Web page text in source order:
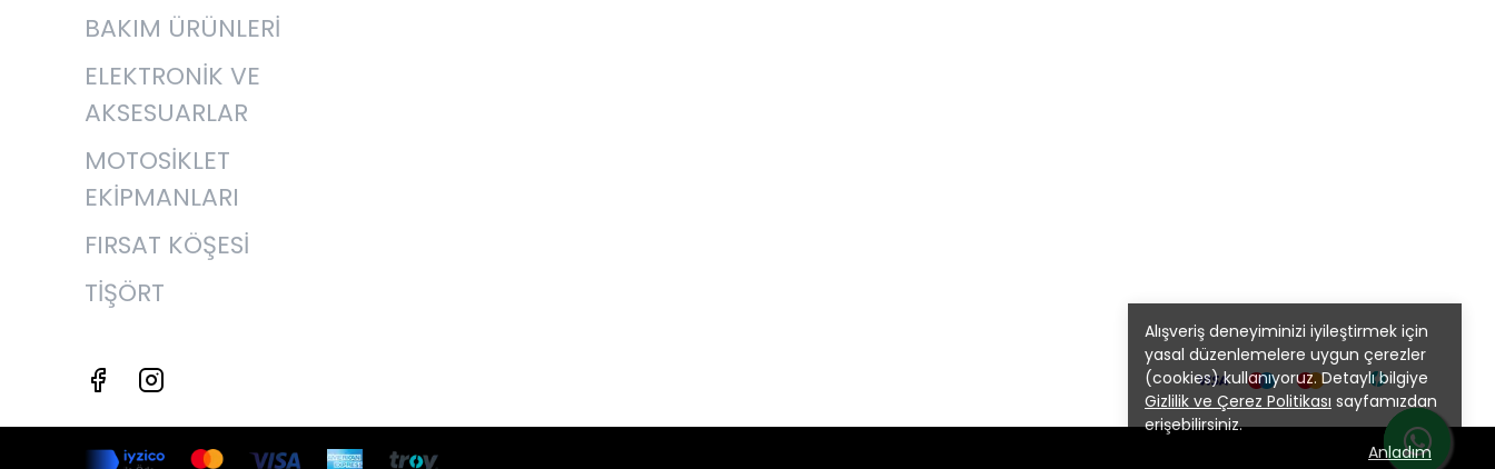
Alışveriş deneyiminizi iyileştirmek için
yasal düzenlemelere uygun çerezler
(cookies) kullanıyoruz. Detaylı bilgiye
Gizlilik ve Çerez Politikası sayfamızdan
erişebilirsiniz.
Anladım
BAKIM ÜRÜNLERİ
ELEKTRONİK VE
AKSESUARLAR
MOTOSİKLET
EKİPMANLARI
FIRSAT KÖŞESİ
TİŞÖRT